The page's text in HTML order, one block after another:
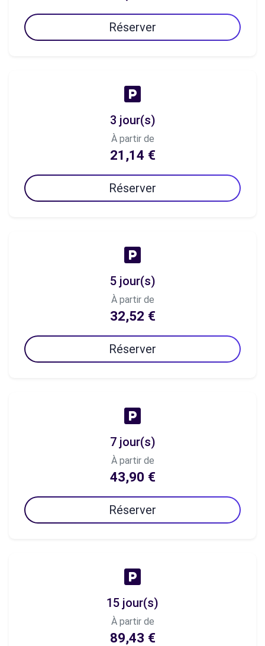
Réserver
3 jour(s)
À partir de
21,14 €
Réserver
5 jour(s)
À partir de
32,52 €
Réserver
7 jour(s)
À partir de
43,90 €
Réserver
15 jour(s)
À partir de
89,43 €